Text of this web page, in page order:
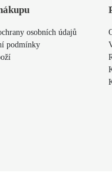
osobních údajů
podmínky